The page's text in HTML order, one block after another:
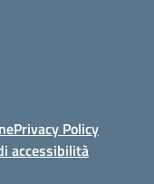
Privacy Policy
accessibilità